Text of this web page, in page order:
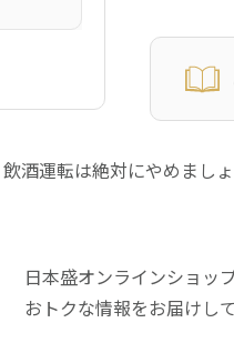
酒運転は絶対にやめましょ
日本盛オンラインショッ
おトクな情報をお届けし